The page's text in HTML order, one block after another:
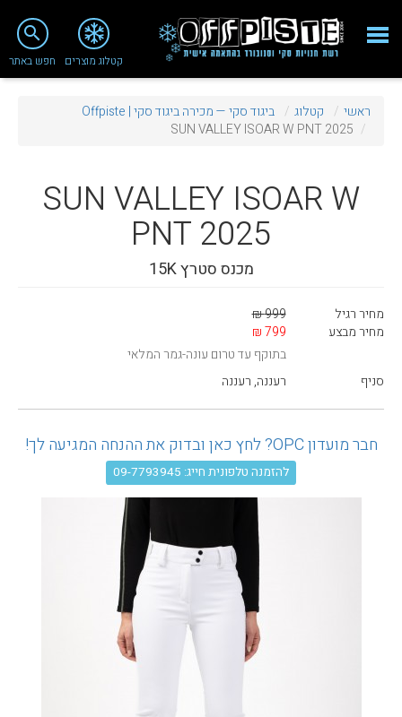
close
מי אנחנו
ציוד סקי
טיפולים ושירות
TeamOPC
עגלת קניות
קטלוג מוצרים
search
חפש באתר
ראשי קטלוג
ביגוד סקי — מכירה ביגוד סקי | Offpiste
SUN VALLEY ISOAR W PNT 2025
SUN VALLEY ISOAR W
PNT 2025
מכנס סטרץ 15K
מחיר רגיל
999 ₪
מחיר מבצע
799 ₪
בתוקף עד טרום עונה-גמר המלאי
סניף
רעננה, רעננה
חבר מועדון OPC? לחץ כאן ובדוק את ההנחה המגיעה לך!
להזמנה טלפונית חייג: 09-7793945